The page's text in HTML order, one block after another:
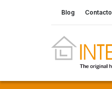
Blog Contacto